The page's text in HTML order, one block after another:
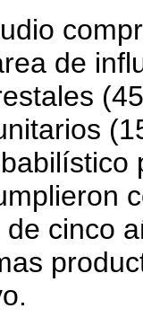
de
cinco